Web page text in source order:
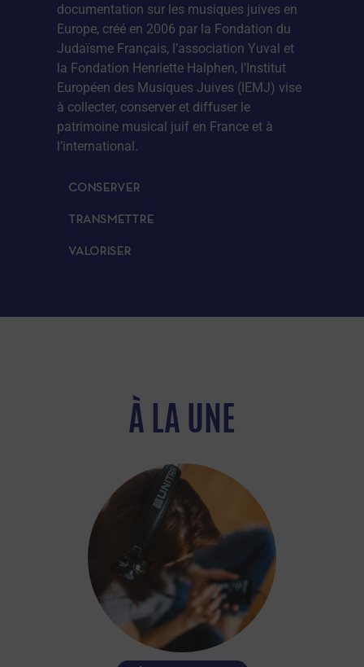
documentation sur les musiques juives en
Europe, créé en 2006 par la Fondation du
Judaïsme Français, l’association Yuval et
la Fondation Henriette Halphen, l’Institut
Européen des Musiques Juives (IEMJ) vise
à collecter, conserver et diffuser le
patrimoine musical juif en France et à
l’international.
CONSERVER
TRANSMETTRE
VALORISER
À LA UNE